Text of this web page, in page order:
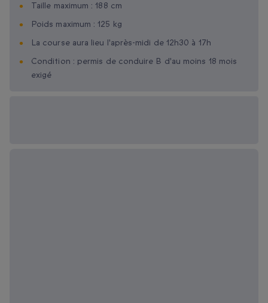
Taille maximum : 188 cm
Poids maximum : 125 kg
La course aura lieu l'après-midi de 12h30 à 17h
Condition : permis de conduire B d'au moins 18 mois
exigé